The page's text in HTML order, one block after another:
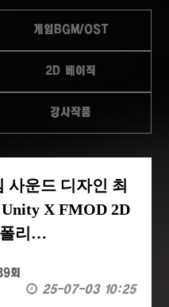
게임BGM/OST
2D 베이직
강사작품
사운드 디자인 최
X FMOD 2D
폴리…
회
25-07-03 10:25